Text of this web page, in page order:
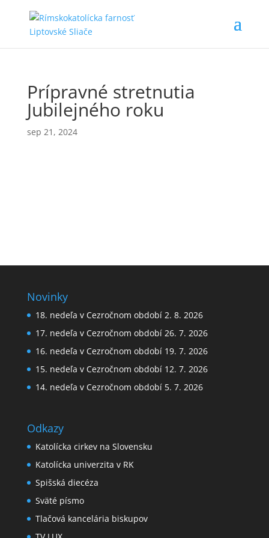
Prípravné stretnutia
Jubilejného roku
sep 21, 2024
Novinky
18. nedeľa v Cezročnom období 2. 8. 2026
17. nedeľa v Cezročnom období 26. 7. 2026
16. nedeľa v Cezročnom období 19. 7. 2026
15. nedeľa v Cezročnom období 12. 7. 2026
14. nedeľa v Cezročnom období 5. 7. 2026
Odkazy
Katolícka cirkev na Slovensku
Katolícka univerzita v RK
Spišská diecéza
Sväté písmo
Tlačová kancelária biskupov